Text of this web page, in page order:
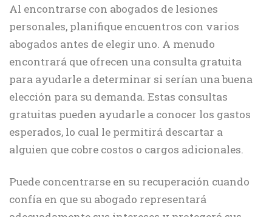
Al encontrarse con abogados de lesiones
personales, planifique encuentros con varios
abogados antes de elegir uno. A menudo
encontrará que ofrecen una consulta gratuita
para ayudarle a determinar si serían una buena
elección para su demanda. Estas consultas
gratuitas pueden ayudarle a conocer los gastos
esperados, lo cual le permitirá descartar a
alguien que cobre costos o cargos adicionales.
Puede concentrarse en su recuperación cuando
confía en que su abogado representará